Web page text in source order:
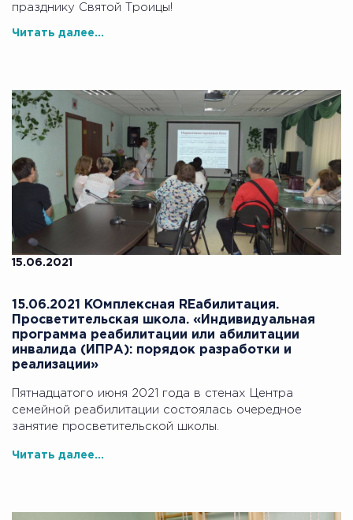
празднику Святой Троицы!
Читать далее...
15.06.2021
15.06.2021 KOмплексная REабилитация.
Просветительская школа. «Индивидуальная
программа реабилитации или абилитации
инвалида (ИПРА): порядок разработки и
реализации»
Пятнадцатого июня 2021 года в стенах Центра
семейной реабилитации состоялась очередное
занятие просветительской школы.
Читать далее...